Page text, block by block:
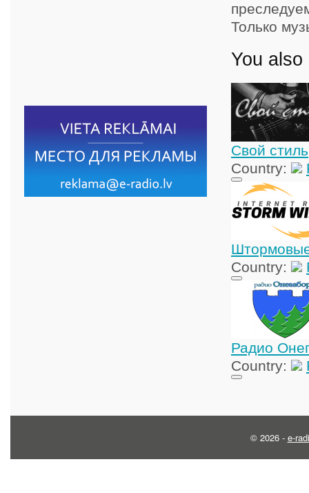
Только
You also
Свой стиль
Country:
Country:
Радио
Country:
© 2026 - e-